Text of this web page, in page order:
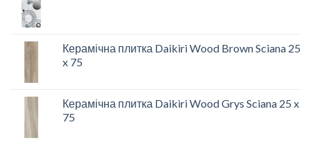
Керамічна плитка Daikiri Wood Brown Sciana 25
x 75
Керамічна плитка Daikiri Wood Grys Sciana 25 x
75